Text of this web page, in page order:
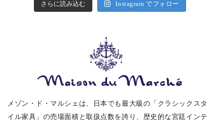
さらに読み込む Instagram でフォロー
メゾン・ド・マルシェは、日本でも最大級の「クラシックスタ
イル家具」の売場面積と取扱点数を誇り、歴史的な宮廷インテ